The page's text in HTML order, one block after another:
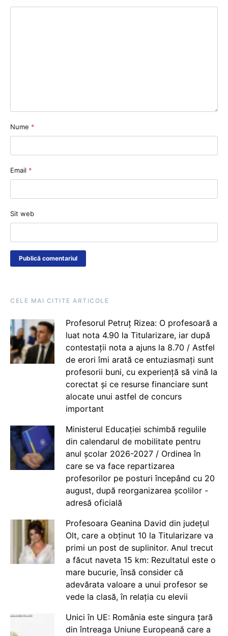
Nume *
Email *
Sit web
CELE MAI CITITE ARTICOLE
Profesorul Petruț Rizea: O profesoară a
luat nota 4.90 la Titularizare, iar după
contestații nota a ajuns la 8.70 / Astfel
de erori îmi arată ce entuziasmați sunt
profesorii buni, cu experiență să vină la
corectat și ce resurse financiare sunt
alocate unui astfel de concurs
important
Ministerul Educației schimbă regulile
din calendarul de mobilitate pentru
anul școlar 2026-2027 / Ordinea în
care se va face repartizarea
profesorilor pe posturi începând cu 20
august, după reorganizarea școlilor -
adresă oficială
Profesoara Geanina David din județul
Olt, care a obținut 10 la Titularizare va
primi un post de suplinitor. Anul trecut
a făcut naveta 15 km: Rezultatul este o
mare bucurie, însă consider că
adevărata valoare a unui profesor se
vede la clasă, în relația cu elevii
Unici în UE: România este singura țară
din întreaga Uniune Europeană care a